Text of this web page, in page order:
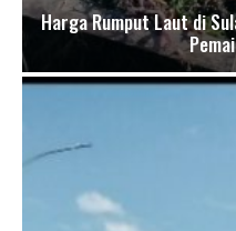
Harga Rumput Laut di